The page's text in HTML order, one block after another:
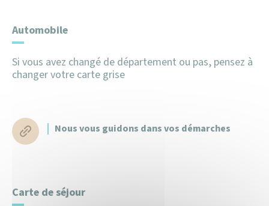
Recensement des jeunes agés de plus de 16 ans
Sécurité et prévention routière
Automobile
Si vous avez changé de département ou pas, pensez à
changer votre carte grise
Nous vous guidons dans vos démarches
Carte de séjour